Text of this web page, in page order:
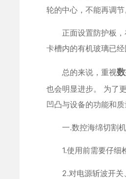
轮的中心，不能再调
正面设置防护板，
卡槽内的有机玻璃已
总的来说，重视
也会明显进步。 为了
凹凸与设备的功能和
一.数控海绵切割机
1.使用前需要仔细检
2.对电源斩波开关、